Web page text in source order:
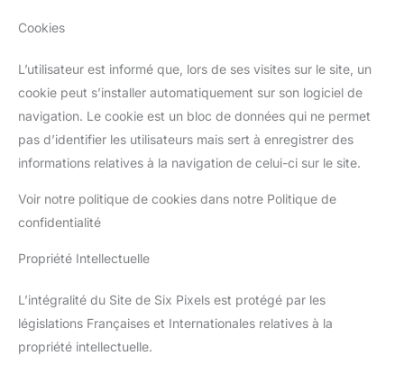
Cookies
L’utilisateur est informé que, lors de ses visites sur le site, un
cookie peut s’installer automatiquement sur son logiciel de
navigation. Le cookie est un bloc de données qui ne permet
pas d’identifier les utilisateurs mais sert à enregistrer des
informations relatives à la navigation de celui-ci sur le site.
Voir notre politique de cookies dans notre Politique de
confidentialité
Propriété Intellectuelle
L’intégralité du Site de Six Pixels est protégé par les
législations Françaises et Internationales relatives à la
propriété intellectuelle.